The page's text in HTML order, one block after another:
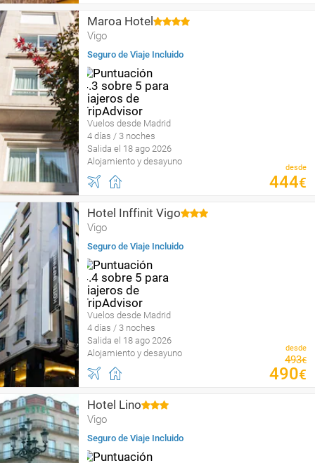
Maroa Hotel
Vigo
Seguro de Viaje Incluido
Vuelos desde Madrid
4 días / 3 noches
Salida el 18 ago 2026
Alojamiento y desayuno
desde
444€
Hotel Inffinit Vigo
Vigo
Seguro de Viaje Incluido
Vuelos desde Madrid
4 días / 3 noches
Salida el 18 ago 2026
Alojamiento y desayuno
desde
493€
490€
Hotel Lino
Vigo
Seguro de Viaje Incluido